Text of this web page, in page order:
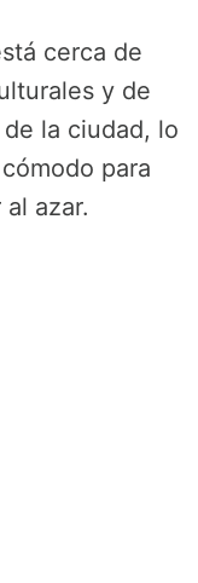
cerca de
y de
la ciudad, lo
para
azar.